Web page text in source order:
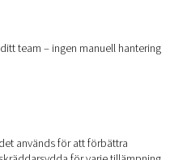
på plats
kvävgas på plats får